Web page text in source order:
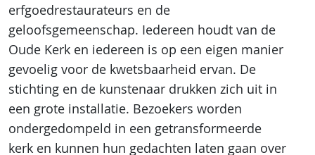
erfgoedrestaurateurs en de
geloofsgemeenschap. Iedereen houdt van de
Oude Kerk en iedereen is op een eigen manier
gevoelig voor de kwetsbaarheid ervan. De
stichting en de kunstenaar drukken zich uit in
een grote installatie. Bezoekers worden
ondergedompeld in een getransformeerde
kerk en kunnen hun gedachten laten gaan over